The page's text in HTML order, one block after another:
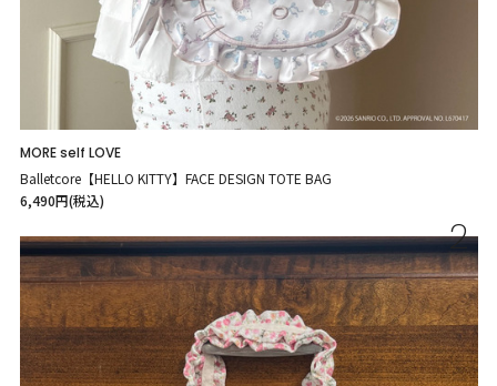
MORE self LOVE
Balletcore【HELLO KITTY】FACE DESIGN TOTE BAG
6,490円(税込)
2